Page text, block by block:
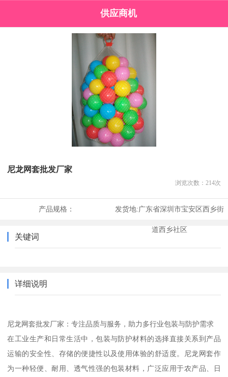
供应商机
尼龙网套批发厂家
浏览次数： 214次
产品规格： 发货地:广东省深圳市宝安区西乡街
道西乡社区
关键词
详细说明
尼龙网套批发厂家：专注品质与服务，助力多行业包装与防护需求
在工业生产和日常生活中，包装与防护材料的选择直接关系到产品
运输的安全性、存储的便捷性以及使用体验的舒适度。尼龙网套作
为一种轻便、耐用、透气性强的包装材料，广泛应用于农产品、日